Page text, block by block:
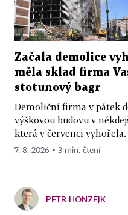
Začala demolice
měla sklad firma
stotunový bagr
Demoliční firma v pátek
výškovou budovu v
která v červenci
7. 8. 2026 ▪ 3 min. čtení
PETR HONZEJK